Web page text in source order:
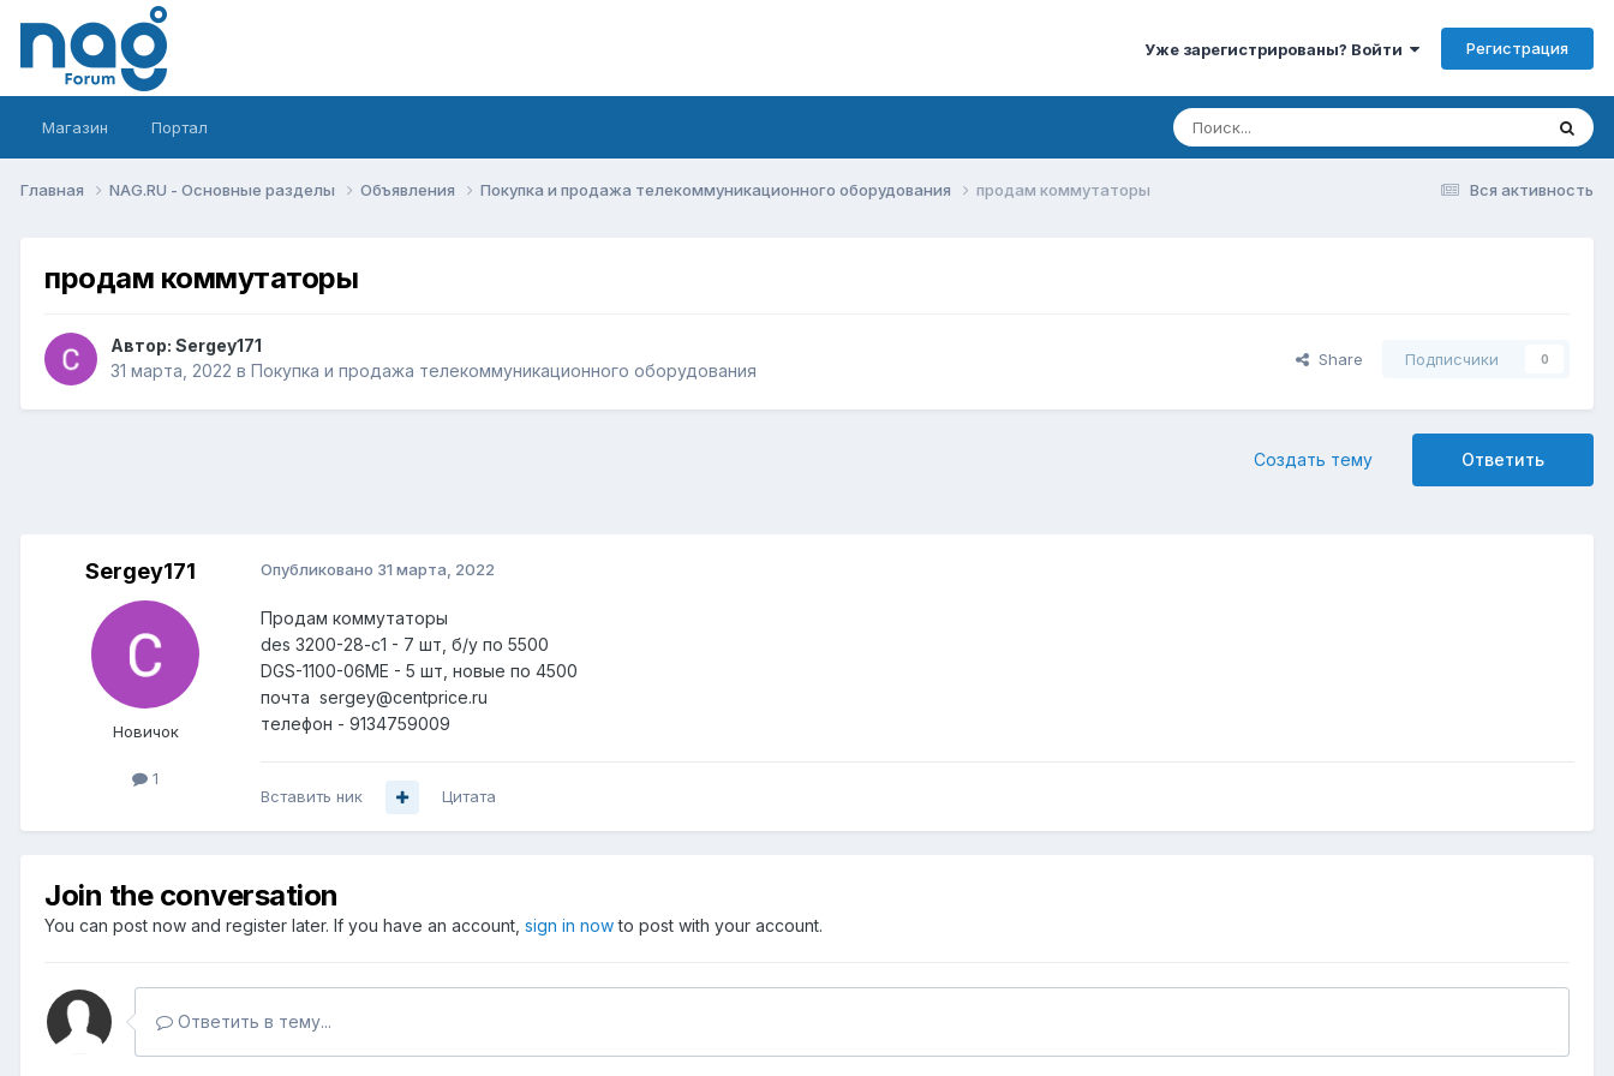
Уже зарегистрированы? Войти Регистрация
Магазин Портал
Вся активность
Главная NAG.RU - Основные разделы Объявления Покупка и продажа телекоммуникационного оборудования продам коммутаторы
продам коммутаторы
Автор: Sergey171
31 марта, 2022 в Покупка и продажа телекоммуникационного оборудования
Share Подписчики 0
Ответить
Создать тему
Sergey171
Новичок
1
Опубликовано 31 марта, 2022
Продам коммутаторы
des 3200-28-c1 - 7 шт, б/у по 5500
DGS-1100-06ME - 5 шт, новые по 4500
почта sergey@centprice.ru
телефон - 9134759009
Вставить ник Цитата
Join the conversation
You can post now and register later. If you have an account, sign in nowto post with your account.
Ответить в тему...